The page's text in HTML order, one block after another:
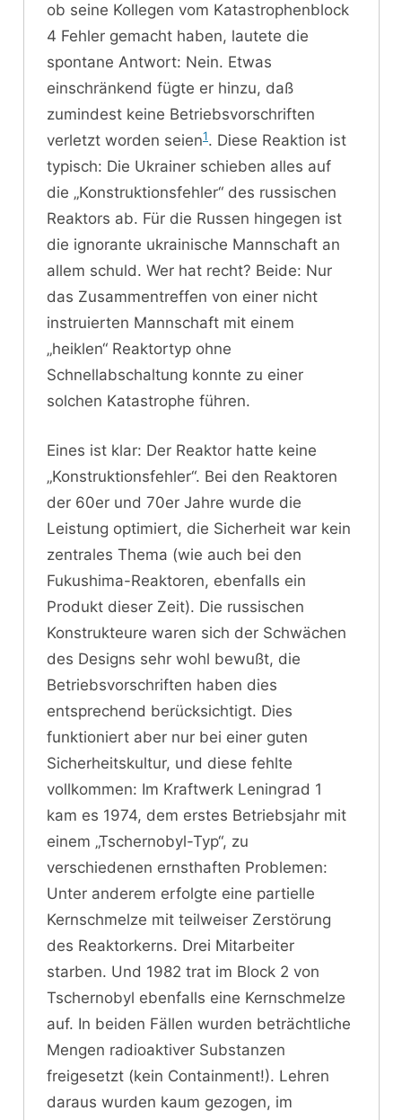
ob seine Kollegen vom Katastrophenblock
4 Fehler gemacht haben, lautete die
spontane Antwort: Nein. Etwas
einschränkend fügte er hinzu, daß
zumindest keine Betriebsvorschriften
verletzt worden seien1. Diese Reaktion ist
typisch: Die Ukrainer schieben alles auf
die „Konstruktionsfehler“ des russischen
Reaktors ab. Für die Russen hingegen ist
die ignorante ukrainische Mannschaft an
allem schuld. Wer hat recht? Beide: Nur
das Zusammentreffen von einer nicht
instruierten Mannschaft mit einem
„heiklen“ Reaktortyp ohne
Schnellabschaltung konnte zu einer
solchen Katastrophe führen.
Eines ist klar: Der Reaktor hatte keine
„Konstruktionsfehler“. Bei den Reaktoren
der 60er und 70er Jahre wurde die
Leistung optimiert, die Sicherheit war kein
zentrales Thema (wie auch bei den
Fukushima-Reaktoren, ebenfalls ein
Produkt dieser Zeit). Die russischen
Konstrukteure waren sich der Schwächen
des Designs sehr wohl bewußt, die
Betriebsvorschriften haben dies
entsprechend berücksichtigt. Dies
funktioniert aber nur bei einer guten
Sicherheitskultur, und diese fehlte
vollkommen: Im Kraftwerk Leningrad 1
kam es 1974, dem erstes Betriebsjahr mit
einem „Tschernobyl-Typ“, zu
verschiedenen ernsthaften Problemen:
Unter anderem erfolgte eine partielle
Kernschmelze mit teilweiser Zerstörung
des Reaktorkerns. Drei Mitarbeiter
starben. Und 1982 trat im Block 2 von
Tschernobyl ebenfalls eine Kernschmelze
auf. In beiden Fällen wurden beträchtliche
Mengen radioaktiver Substanzen
freigesetzt (kein Containment!). Lehren
daraus wurden kaum gezogen, im